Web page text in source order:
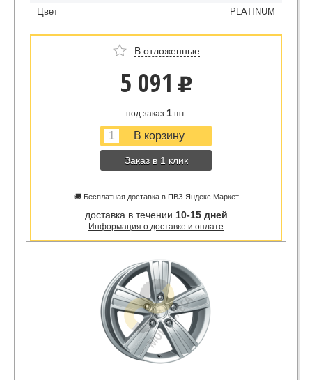
Цвет
PLATINUM
В отложенные
5 091 u
под заказ 1шт.
Заказ в 1 клик
🚚 Бесплатная доставка в ПВЗ Яндекс Маркет
доставка в течении 10-15 дней
Информация о доставке и оплате